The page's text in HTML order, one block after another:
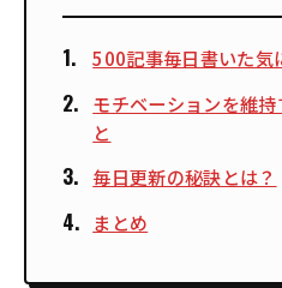
500記事毎日書いた気
モチベーションを維
と
毎日更新の秘訣とは？
まとめ